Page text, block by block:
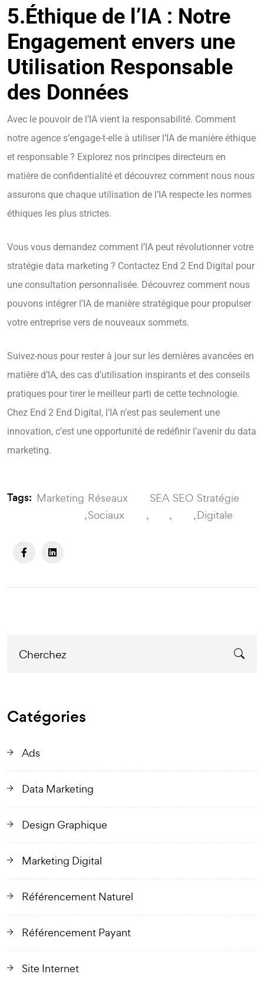
5.Éthique de l’IA : Notre
Engagement envers une
Utilisation Responsable
des Données
Avec le pouvoir de l’IA vient la responsabilité. Comment
notre agence s’engage-t-elle à utiliser l’IA de manière éthique
et responsable ? Explorez nos principes directeurs en
matière de confidentialité et découvrez comment nous nous
assurons que chaque utilisation de l’IA respecte les normes
éthiques les plus strictes.
Vous vous demandez comment l’IA peut révolutionner votre
stratégie data marketing ? Contactez End 2 End Digital pour
une consultation personnalisée. Découvrez comment nous
pouvons intégrer l’IA de manière stratégique pour propulser
votre entreprise vers de nouveaux sommets.
Suivez-nous pour rester à jour sur les dernières avancées en
matière d’IA, des cas d’utilisation inspirants et des conseils
pratiques pour tirer le meilleur parti de cette technologie.
Chez End 2 End Digital, l’IA n’est pas seulement une
innovation, c’est une opportunité de redéfinir l’avenir du data
marketing.
Tags: Marketing Réseaux
Sociaux
SEA SEO Stratégie
Digitale
Catégories
Ads
Data Marketing
Design Graphique
Marketing Digital
Référencement Naturel
Référencement Payant
Site Internet